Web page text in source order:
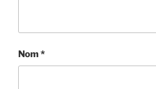
Nom*